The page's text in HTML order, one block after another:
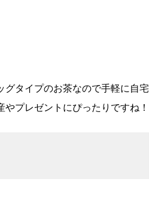
グタイプのお茶なので手軽に自宅
プレゼントにぴったりですね！